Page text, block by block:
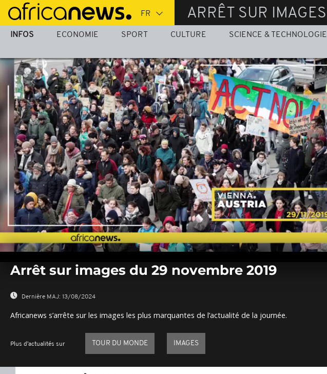
Passer
au
contenu
ARRÊT SUR IMAGES
INFOS ECONOMIE SPORT CULTURE SCIENCE & TECHNOLOGIE
seconds
0%
Arrêt sur images du 29 novembre 2019
Dernière MAJ: 13/08/2024
Africanews s’arrête sur les images les plus marquantes de l’actualité de la journée.
Plus d'actualités sur TOUR DU MONDE IMAGES